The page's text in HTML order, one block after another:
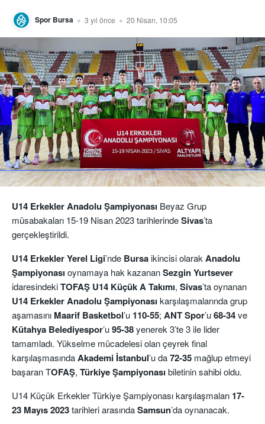
Spor Bursa 3 yıl önce 20 Nisan, 10:05
U14 Erkekler Anadolu Şampiyonası Beyaz Grup
müsabakaları 15-19 Nisan 2023 tarihlerindeSivas’ta
gerçekleştirildi.
U14 Erkekler Yerel Ligi’nde Bursaikincisi olarak Anadolu
Şampiyonası oynamaya hak kazananSezgin Yurtsever
idaresindekiTOFAŞ U14 Küçük A Takımı, Sivas’ta oynanan
U14 ErkeklerAnadolu Şampiyonası karşılaşmalarında grup
aşamasını Maarif Basketbol’u 110-55; ANT Spor’u68-34ve
Kütahya Belediyespor’u95-38yenerek 3’te 3 ile lider
tamamladı. Yükselme mücadelesi olan çeyrek final
karşılaşmasındaAkademi İstanbul’u da72-35 mağlup etmeyi
başaran TOFAŞ, Türkiye Şampiyonası biletinin sahibi oldu.
U14 Küçük Erkekler Türkiye Şampiyonası karşılaşmaları 17-
23 Mayıs 2023tarihleri arasındaSamsun’da oynanacak.